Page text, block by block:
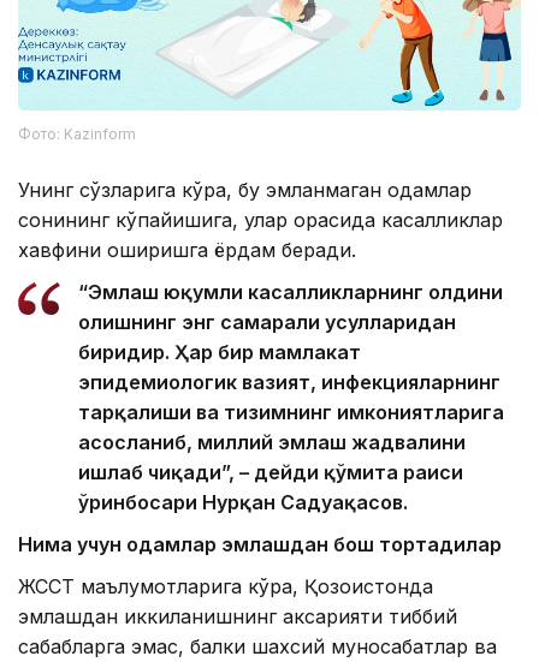
Фото: Kazinform
Унинг сўзларига кўра, бу эмланмаган одамлар
сонининг кўпайишига, улар орасида касалликлар
хавфини оширишга ёрдам беради.
“Эмлаш юқумли касалликларнинг олдини
олишнинг энг самарали усулларидан
биридир. Ҳар бир мамлакат
эпидемиологик вазият, инфекцияларнинг
тарқалиши ва тизимнинг имкониятларига
асосланиб, миллий эмлаш жадвалини
ишлаб чиқади”, – дейди қўмита раиси
ўринбосари Нурқан Садуақасов.
Нима учун одамлар эмлашдан бош тортадилар
ЖССТ маълумотларига кўра, Қозоғистонда
эмлашдан иккиланишнинг аксарияти тиббий
сабабларга эмас, балки шахсий муносабатлар ва